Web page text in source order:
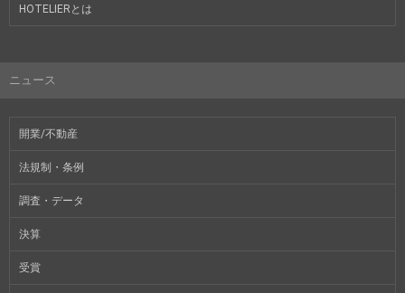
HOTELIERとは
ニュース
開業/不動産
法規制・条例
調査・データ
決算
受賞